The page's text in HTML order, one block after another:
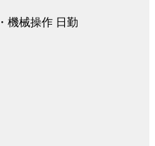
機械操作 日勤